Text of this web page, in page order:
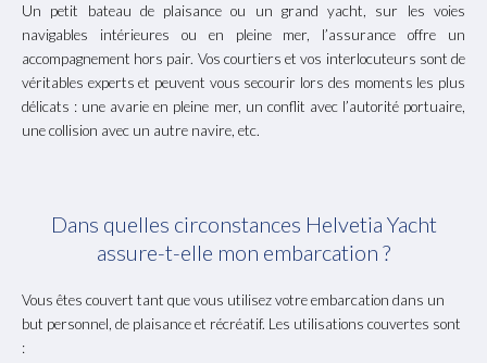
Un petit bateau de plaisance ou un grand yacht, sur les voies
navigables intérieures ou en pleine mer, l’assurance offre un
accompagnement hors pair. Vos courtiers et vos interlocuteurs sont de
véritables experts et peuvent vous secourir lors des moments les plus
délicats : une avarie en pleine mer, un conflit avec l’autorité portuaire,
une collision avec un autre navire, etc.
Dans quelles circonstances Helvetia Yacht
assure-t-elle mon embarcation ?
Vous êtes couvert tant que vous utilisez votre embarcation dans un
but personnel, de plaisance et récréatif. Les utilisations couvertes sont
: